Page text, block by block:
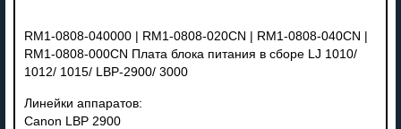
RM1-0808-040000 | RM1-0808-020CN | RM1-0808-040CN |
RM1-0808-000CN Плата блока питания в сборе LJ 1010/
1012/ 1015/ LBP-2900/ 3000
Линейки аппаратов:
Canon LBP 2900